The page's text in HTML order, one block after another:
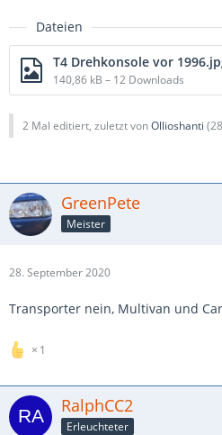
Dateien
T4 Drehkonsole vor
140,86 kB – 12 Downloads
2 Mal editiert, zuletzt vonOllioshanti (
GreenPete
Meister
28. September 2020
Transporter nein, Multivan und
1
RalphCC2
Erleuchteter